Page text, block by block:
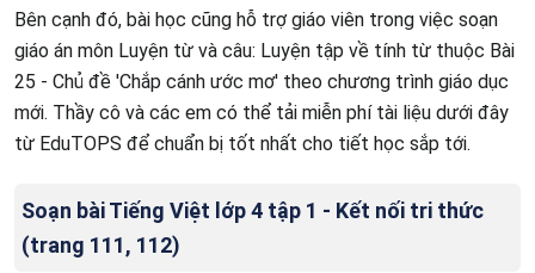
Bên cạnh đó, bài học cũng hỗ trợ giáo viên trong việc soạn
giáo án môn Luyện từ và câu: Luyện tập về tính từ thuộc Bài
25 - Chủ đề 'Chắp cánh ước mơ' theo chương trình giáo dục
mới. Thầy cô và các em có thể tải miễn phí tài liệu dưới đây
từ EduTOPS để chuẩn bị tốt nhất cho tiết học sắp tới.
Soạn bài Tiếng Việt lớp 4 tập 1 - Kết nối tri thức
(trang 111, 112)